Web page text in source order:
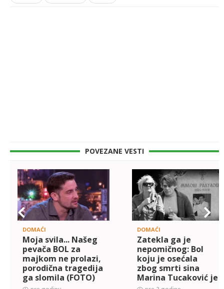
POVEZANE VESTI
DOMAĆI
Moja svila... Našeg
pevača BOL za
majkom ne prolazi,
porodična tragedija
ga slomila (FOTO)
DOMAĆI
Zatekla ga je
nepomičnog: Bol
koju je osećala
zbog smrti sina
Marina Tucaković je